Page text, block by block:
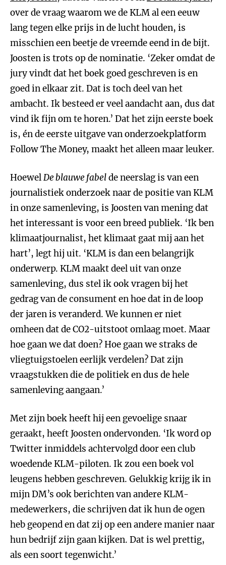
over de vraag waarom we de KLM al een eeuw
lang tegen elke prijs in de lucht houden, is
misschien een beetje de vreemde eend in de bijt.
Joosten is trots op de nominatie. ‘Zeker omdat de
jury vindt dat het boek goed geschreven is en
goed in elkaar zit. Dat is toch deel van het
ambacht. Ik besteed er veel aandacht aan, dus dat
vind ik fijn om te horen.’ Dat het zijn eerste boek
is, én de eerste uitgave van onderzoekplatform
Follow The Money, maakt het alleen maar leuker.
HoewelDe blauwe fabelde neerslag is van een
journalistiek onderzoek naar de positie van KLM
in onze samenleving, is Joosten van mening dat
het interessant is voor een breed publiek. ‘Ik ben
klimaatjournalist, het klimaat gaat mij aan het
hart’, legt hij uit. ‘KLM is dan een belangrijk
onderwerp. KLM maakt deel uit van onze
samenleving, dus stel ik ook vragen bij het
gedrag van de consument en hoe dat in de loop
der jaren is veranderd. We kunnen er niet
omheen dat de CO2-uitstoot omlaag moet. Maar
hoe gaan we dat doen? Hoe gaan we straks de
vliegtuigstoelen eerlijk verdelen? Dat zijn
vraagstukken die de politiek en dus de hele
samenleving aangaan.’
Met zijn boek heeft hij een gevoelige snaar
geraakt, heeft Joosten ondervonden. ‘Ik word op
Twitter inmiddels achtervolgd door een club
woedende KLM-piloten. Ik zou een boek vol
leugens hebben geschreven. Gelukkig krijg ik in
mijn DM’s ook berichten van andere KLM-
medewerkers, die schrijven dat ik hun de ogen
heb geopend en dat zij op een andere manier naar
hun bedrijf zijn gaan kijken. Dat is wel prettig,
als een soort tegenwicht.’